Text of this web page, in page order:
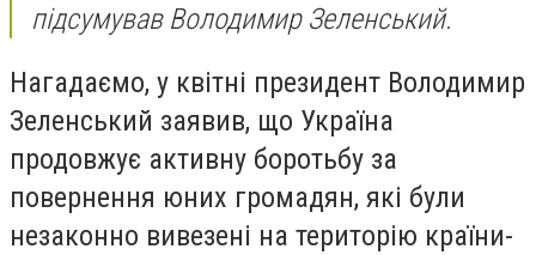
підсумував Володимир Зеленський.
Нагадаємо, у квітні президент Володимир
Зеленський заявив, що Україна
продовжує активну боротьбу за
повернення юних громадян, які були
незаконно вивезені на територію країни-